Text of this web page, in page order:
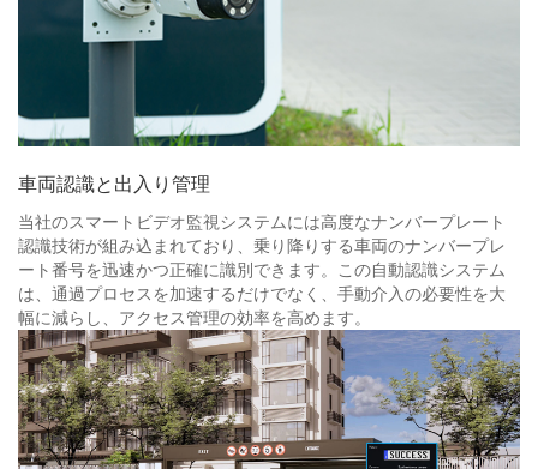
車両認識と出入り管理
当社のスマートビデオ監視システムには高度なナンバープレート
認識技術が組み込まれており、乗り降りする車両のナンバープレ
ート番号を迅速かつ正確に識別できます。この自動認識システム
は、通過プロセスを加速するだけでなく、手動介入の必要性を大
幅に減らし、アクセス管理の効率を高めます。